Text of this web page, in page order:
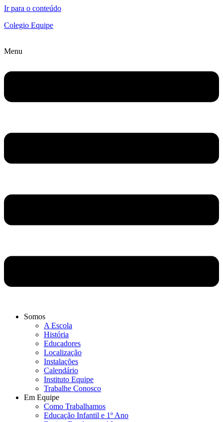
Ir para o conteúdo
Colegio Equipe
Menu
Somos
A Escola
História
Educadores
Localização
Instalações
Calendário
Instituto Equipe
Trabalhe Conosco
Em Equipe
Como Trabalhamos
Educação Infantil e 1º Ano